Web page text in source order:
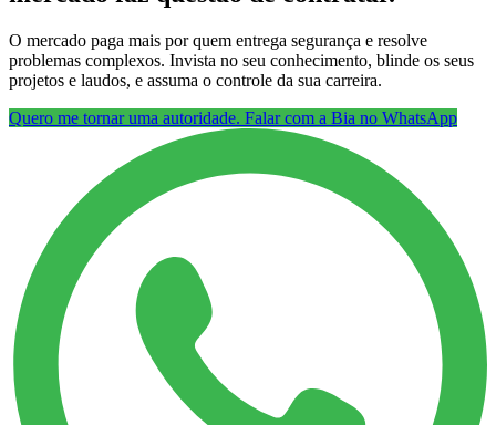
O mercado paga mais por quem entrega segurança e resolve
problemas complexos. Invista no seu conhecimento, blinde os seus
projetos e laudos, e assuma o controle da sua carreira.
Quero me tornar uma autoridade. Falar com a Bia no WhatsApp